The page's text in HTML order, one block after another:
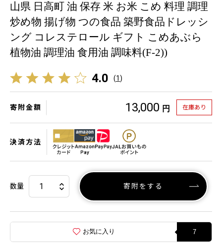
山県 日高町 油 保存 米 お米 こめ 料理 調理
炒め物 揚げ物 つの食品 築野食品ドレッシ
ング コレステロール ギフト こめあぶら
植物油 調理油 食用油 調味料(F-2))
4.0 (1)
寄附金額 13,000 円 在庫あり
決済方法
数量 寄附をする
お気に入り 7